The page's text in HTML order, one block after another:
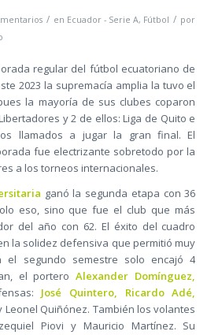
/ en Ecuador - Serie A, Fútbol / por
regular del fútbol ecuatoriano de
2023 la supremacía amplia la tuvo el
la mayoría de sus clubes coparon
y 2 de ellos: Liga de Quito e
llamados a jugar la gran final. El
fue electrizante sobretodo por la
a los torneos internacionales.
ganó la segunda etapa con 36
eso, sino que fue el club que más
del año con 62. El éxito del cuadro
la solidez defensiva que permitió muy
el segundo semestre solo encajó 4
el porteroAlexander Domínguez,
José Quintero, Ricardo Adé,
Leonel Quiñónez. También los volantes
Piovi y Mauricio Martínez. Su